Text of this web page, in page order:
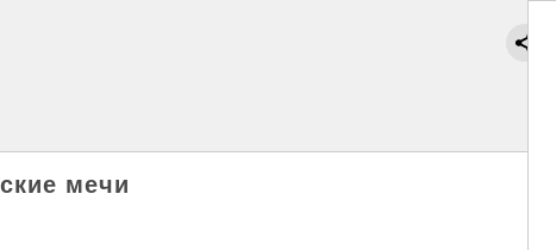
мечи